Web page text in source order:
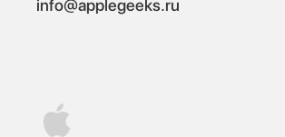
info@applegeeks.ru